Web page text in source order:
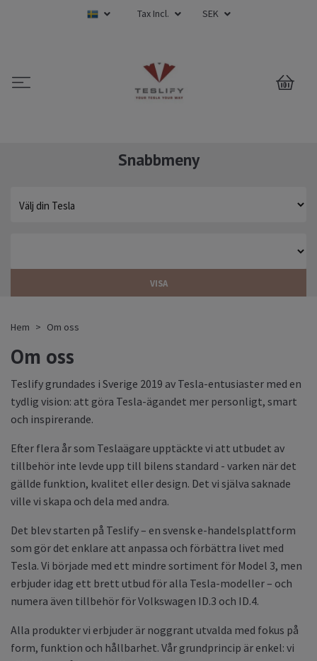
Tax Incl. SEK
0
Snabbmeny
VISA
Hem Om oss
Om oss
Teslify grundades i Sverige 2019 av Tesla-entusiaster med en
tydlig vision: att göra Tesla-ägandet mer personligt, smart
och inspirerande.
Efter flera år som Teslaägare upptäckte vi att utbudet av
tillbehör inte levde upp till bilens standard - varken när det
gällde funktion, kvalitet eller design. Det vi själva saknade
ville vi skapa och dela med andra.
Det blev starten på Teslify – en svensk e-handelsplattform
som gör det enklare att anpassa och förbättra livet med
Tesla. Vi började med ett mindre sortiment för Model 3, men
erbjuder idag ett brett utbud för alla Tesla-modeller – och
numera även tillbehör för Volkswagen ID.3 och ID.4.
Alla produkter vi erbjuder är noggrant utvalda med fokus på
form, funktion och hållbarhet. Vår grundprincip är enkel: vi